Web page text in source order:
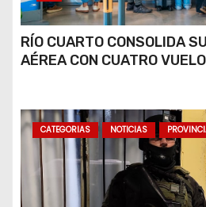
RÍO CUARTO CONSOLIDA
AÉREA CON CUATRO
CATEGORIAS NOTICIAS